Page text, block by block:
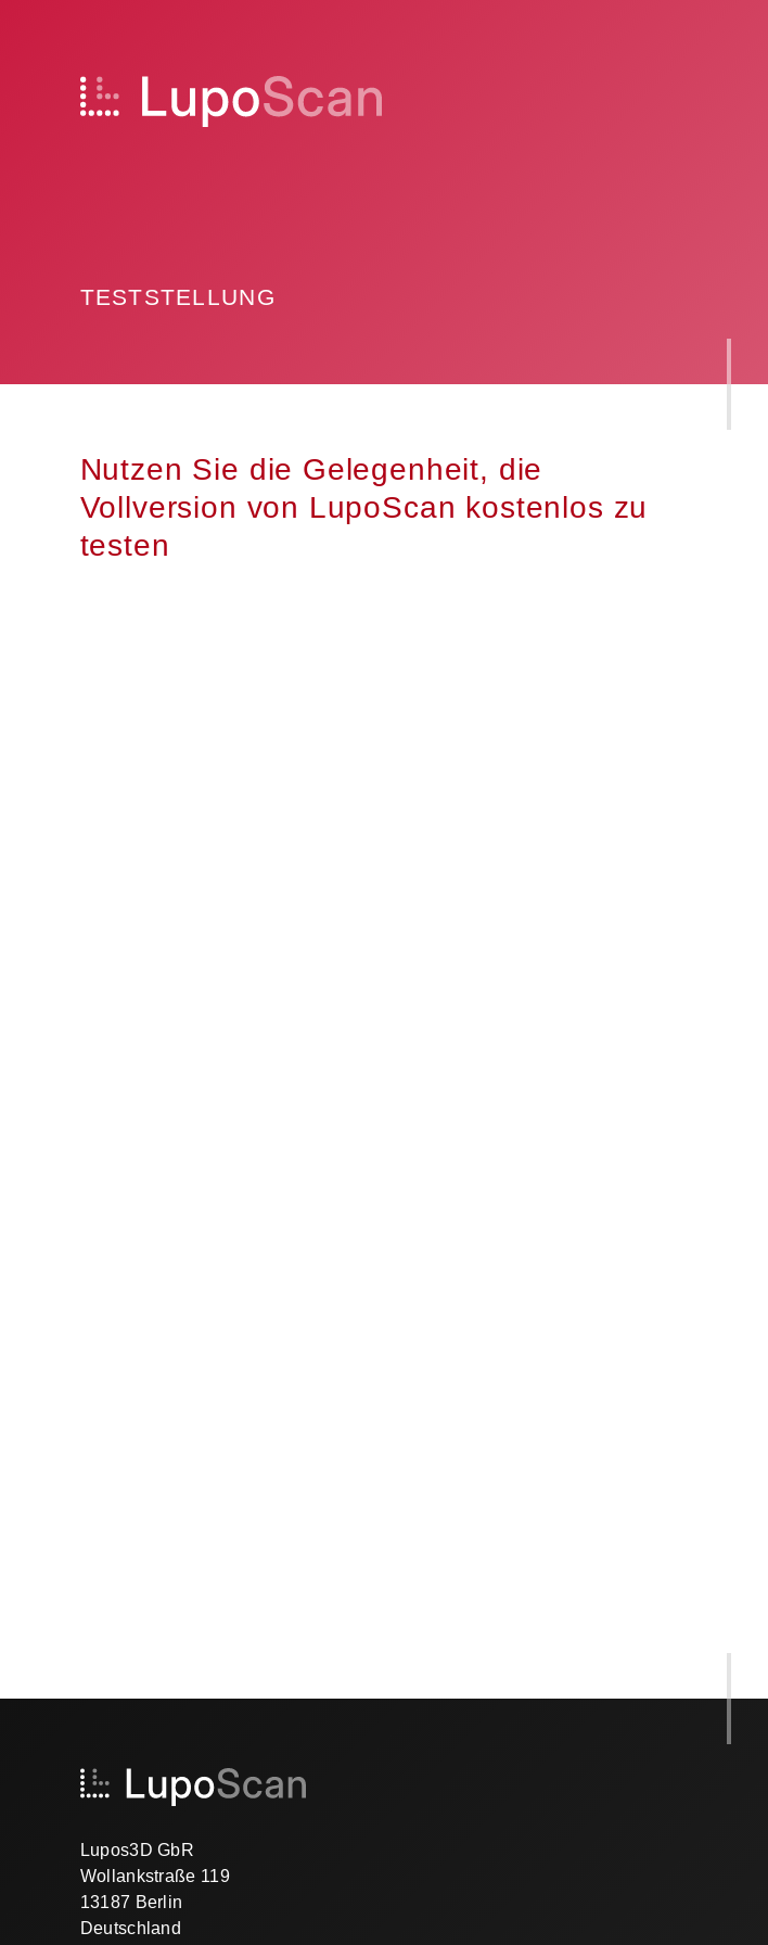
TESTSTELLUNG
Nutzen Sie die Gelegenheit, die
Vollversion von LupoScan kostenlos zu
testen
Lupos3D GbR
Wollankstraße 119
13187 Berlin
Deutschland